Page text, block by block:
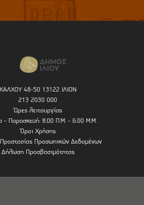
ΚΑΛΧΟΥ 48-50 13122 ΙΛΙΟΝ
213 2030 000
Ώρες λειτουργίας
- Παρασκευή: 8.00 Π.Μ. - 6.00 Μ.Μ.
Όροι Χρήσης
Προστασίας Προσωπικών Δεδομένων
Δήλωση Προσβασιμότητας